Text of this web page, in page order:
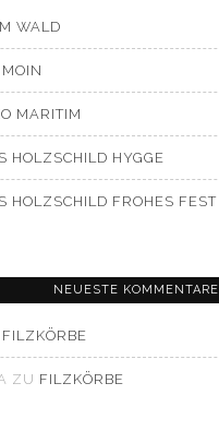
WALD
MARITIM
HOLZSCHILD HYGGE
HOLZSCHILD FROHES FEST
NEUESTE KOMMENTARE
FILZKÖRBE
ZU FILZKÖRBE